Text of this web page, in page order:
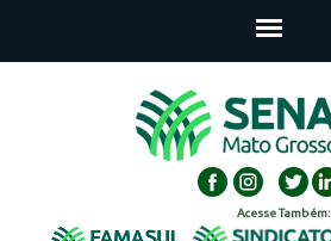
Acesse Também: